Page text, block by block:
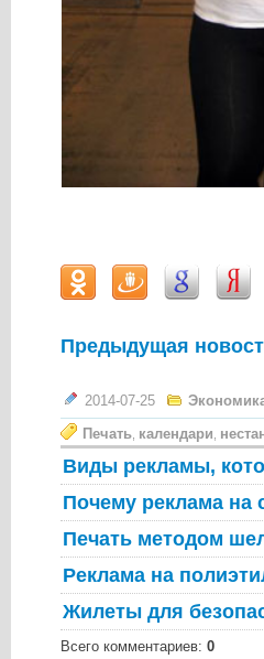
Предыдущая
2014-07-25
Печать календари
Виды рекламы,
Почему реклама на
Печать методом
Реклама на
Жилеты для
Всего комментариев: 0